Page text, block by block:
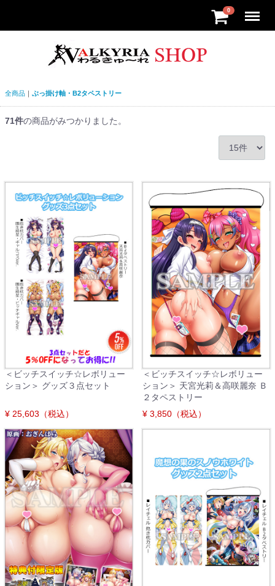
0
全商品 ぶっ掛け軸・B2タペストリー
71件の商品がみつかりました。
＜ビッチスイッチ☆レボリュー
ション＞ グッズ３点セット
¥ 25,603（税込）
＜ビッチスイッチ☆レボリュー
ション＞ 天宮光莉＆高咲麗奈 Ｂ
２タペストリー
¥ 3,850（税込）